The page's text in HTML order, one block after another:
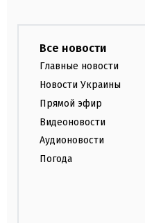
Все новости
Главные новости
Новости Украины
Прямой эфир
Видеоновости
Аудионовости
Погода